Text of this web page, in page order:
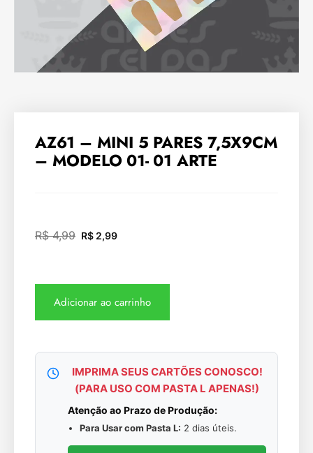
AZ61 – MINI 5 PARES 7,5X9CM
– MODELO 01- 01 ARTE
R$4,99 R$2,99
Adicionar ao carrinho
IMPRIMA SEUS CARTÕES CONOSCO!
(PARA USO COM PASTA L APENAS!)
Atenção ao Prazo de Produção:
Para Usar com Pasta L: 2 dias úteis.